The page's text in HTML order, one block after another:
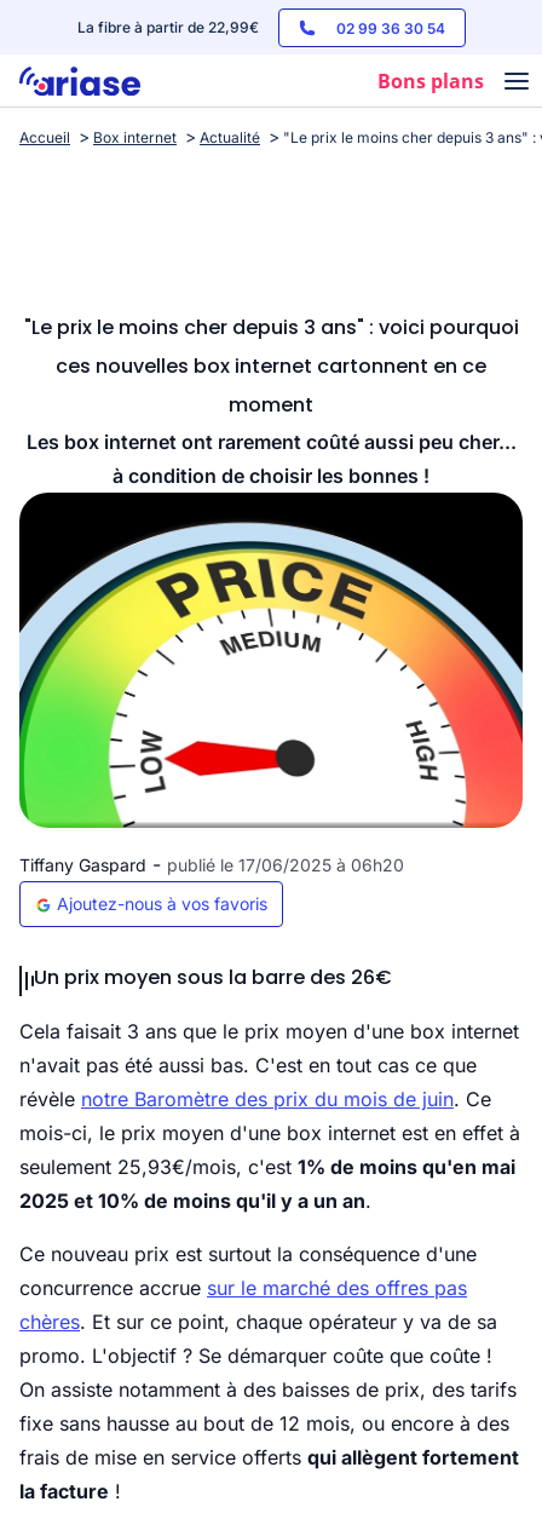
La fibre à partir de 22,99€ 02 99 36 30 54
Bons plans
Box internet
Streaming
Accueil Box internet Actualité "Le prix le moins cher depuis 3 ans"
"Le prix le moins cher depuis 3 ans" : voici pourquoi
ces nouvelles box internet cartonnent en ce
moment
Les box internet ont rarement coûté aussi peu cher...
à condition de choisir les bonnes !
Tiffany Gaspard - publié le 17/06/2025 à 06h20
Ajoutez-nous à vos favoris
Un prix moyen sous la barre des 26€
Cela faisait 3 ans que le prix moyen d'une box internet
n'avait pas été aussi bas. C'est en tout cas ce que
révèle notre Baromètre des prix du mois de juin. Ce
mois-ci, le prix moyen d'une box internet est en effet à
seulement 25,93€/mois, c'est 1% de moins qu'en mai
2025 et 10% de moins qu'il y a un an.
Ce nouveau prix est surtout la conséquence d'une
concurrence accrue sur le marché des offres pas
chères. Et sur ce point, chaque opérateur y va de sa
promo. L'objectif ? Se démarquer coûte que coûte !
On assiste notamment à des baisses de prix, des tarifs
fixe sans hausse au bout de 12 mois, ou encore à des
frais de mise en service offerts qui allègent fortement
la facture !